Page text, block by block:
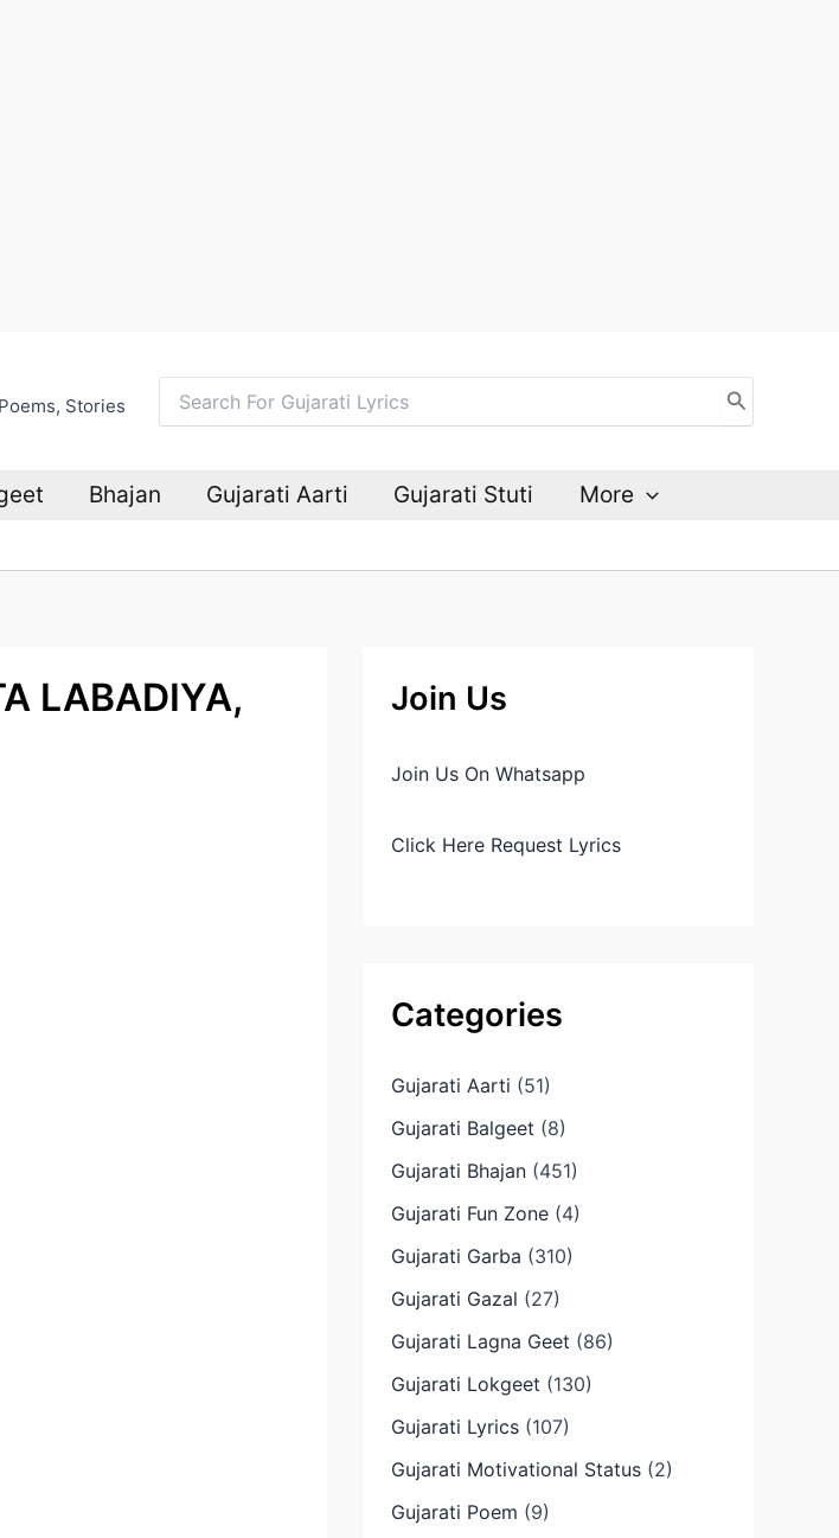
Stories
Search
Bhajan Gujarati Aarti Gujarati Stuti More
LABADIYA,
Join Us
Join Us On Whatsapp
Click Here Request Lyrics
Categories
Gujarati Aarti (51)
Gujarati Balgeet (8)
Gujarati Bhajan (451)
Gujarati Fun Zone (4)
Gujarati Garba (310)
Gujarati Gazal (27)
Gujarati Lagna Geet (86)
Gujarati Lokgeet (130)
Gujarati Lyrics (107)
Gujarati Motivational Status (2)
Gujarati Poem (9)